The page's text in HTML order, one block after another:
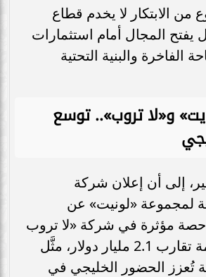
من الابتكار لا يخدم قطاع
يفتح المجال أمام استثمارات
الفاخرة والبنية التحتية
و«لا تروب».. توسع
إلى أن إعلان شركة
لمجموعة «لونيت» عن
حصة مؤثرة في شركة «لا تروب
فاينانشيال» بقيمة تقارب 2.1 مليار دولار، مثَّل
تُعزز الحضور الخليجي في